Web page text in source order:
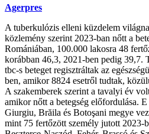
Agerpres
A tuberkulózis elleni küzdelem
közlemény szerint 2023-ban nőtt a
Romániában, 100.000 lakosra 48
korábban 46,3, 2021-ben pedig 39,7.
tbc-s beteget regisztráltak az
ben, amikor 8824 esetről tudtak,
A szakemberek szerint a tavalyi év
amikor nőtt a betegség előfordulása.
Giurgiu, Brăila és Botoşani megye
mint 75 fertőzött személy jutott 2023-